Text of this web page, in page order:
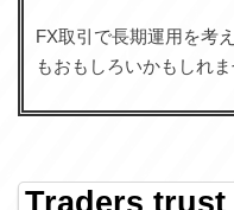
FX取引で長期運用を考
もおもしろいかもしれま
Traders trust